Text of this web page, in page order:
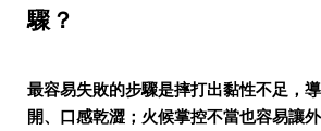
驟？
最容易失敗的步驟是摔打出黏性不足，
開、口感乾澀；火候掌控不當也容易讓